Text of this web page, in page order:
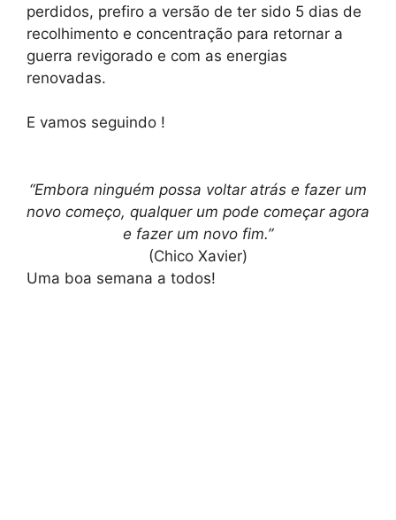
perdidos, prefiro a versão de ter sido 5 dias de
recolhimento e concentração para retornar a
guerra revigorado e com as energias
renovadas.
E vamos seguindo !
“Embora ninguém possa voltar atrás e fazer um
novo começo, qualquer um pode começar agora
e fazer um novo fim.”
(Chico Xavier)
Uma boa semana a todos!